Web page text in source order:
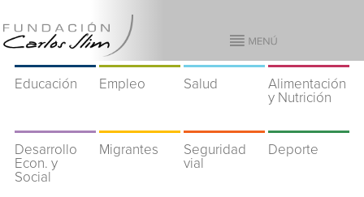
Educación Empleo Salud
Alimentación
y Nutrición
Desarrollo
Econ. y
Social
Migrantes
Seguridad
vial
Deporte